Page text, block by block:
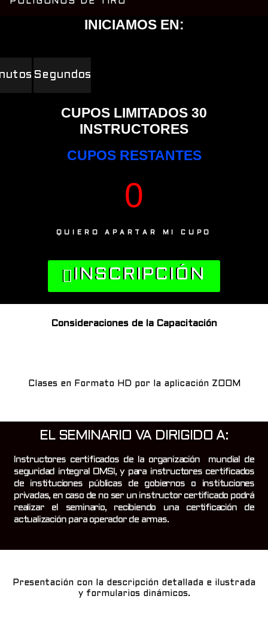
INICIAMOS EN:
Segundos
CUPOS LIMITADOS 30
INSTRUCTORES
CUPOS RESTANTES
0
QUIERO APARTAR MI CUPO
INSCRIPCIÓN
Consideraciones de la Capacitación
Clases en Formato HD por la aplicación ZOOM
EL SEMINARIO VA DIRIGIDO A:
Instructores certificados de la organización mundial de
seguridad integral OMSI, y para instructores certificados
de instituciones públicas de gobiernos o instituciones
privadas, en caso de no ser un instructor certificado podrá
realizar el seminario, recibiendo una certificación de
actualización para operador de armas.
Presentación con la descripción detallada e ilustrada
y formularios dinámicos.